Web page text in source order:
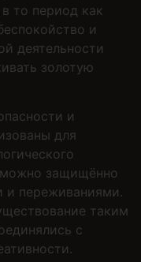
то период как
и
деятельности
золотую
и
для
защищённо
и переживаниями.
таким
с